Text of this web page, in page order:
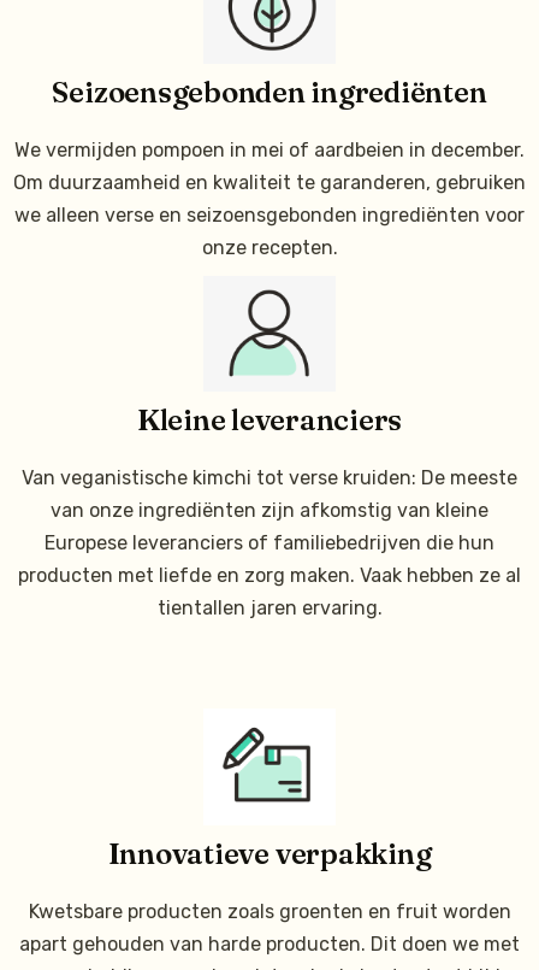
Seizoensgebonden ingrediënten
We vermijden pompoen in mei of aardbeien in december.
Om duurzaamheid en kwaliteit te garanderen, gebruiken
we alleen verse en seizoensgebonden ingrediënten voor
onze recepten.
Kleine leveranciers
Van veganistische kimchi tot verse kruiden: De meeste
van onze ingrediënten zijn afkomstig van kleine
Europese leveranciers of familiebedrijven die hun
producten met liefde en zorg maken. Vaak hebben ze al
tientallen jaren ervaring.
Innovatieve verpakking
Kwetsbare producten zoals groenten en fruit worden
apart gehouden van harde producten. Dit doen we met